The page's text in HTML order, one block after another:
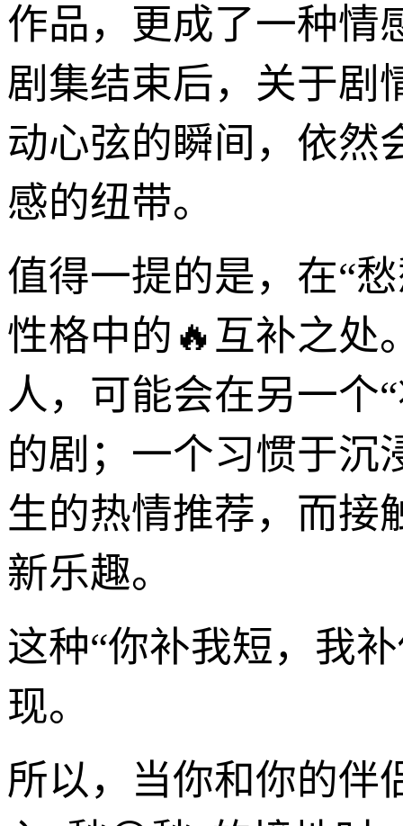
作品，更成了一种情
剧集结束后，关于剧
动心弦的瞬间，依然
感的纽带。
值得一提的是，在“
性格中的🔥互补之处
人，可能会在另一个
的剧；一个习惯于沉
生的热情推荐，而接
新乐趣。
这种“你补我短，我
现。
所以，当你和你的伴